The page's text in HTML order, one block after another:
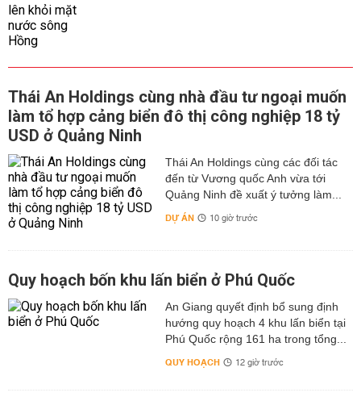
Thái An Holdings cùng nhà đầu tư ngoại muốn
làm tổ hợp cảng biển đô thị công nghiệp 18 tỷ
USD ở Quảng Ninh
Thái An Holdings cùng các đối tác
đến từ Vương quốc Anh vừa tới
Quảng Ninh đề xuất ý tưởng làm...
DỰ ÁN 10 giờ trước
Quy hoạch bốn khu lấn biển ở Phú Quốc
An Giang quyết định bổ sung định
hướng quy hoạch 4 khu lấn biển tại
Phú Quốc rộng 161 ha trong tổng...
QUY HOẠCH 12 giờ trước